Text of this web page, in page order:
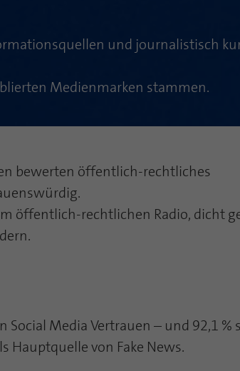
und journalistisch
Medienmarken stammen.
bewerten öffentlich-rechtliches
öffentlich-rechtlichen Radio, dicht
Social Media Vertrauen – und 92,1 %
Hauptquelle von Fake News.